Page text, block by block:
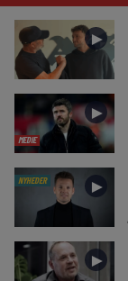
►
MEDIE
►
NYHEDER ►
►